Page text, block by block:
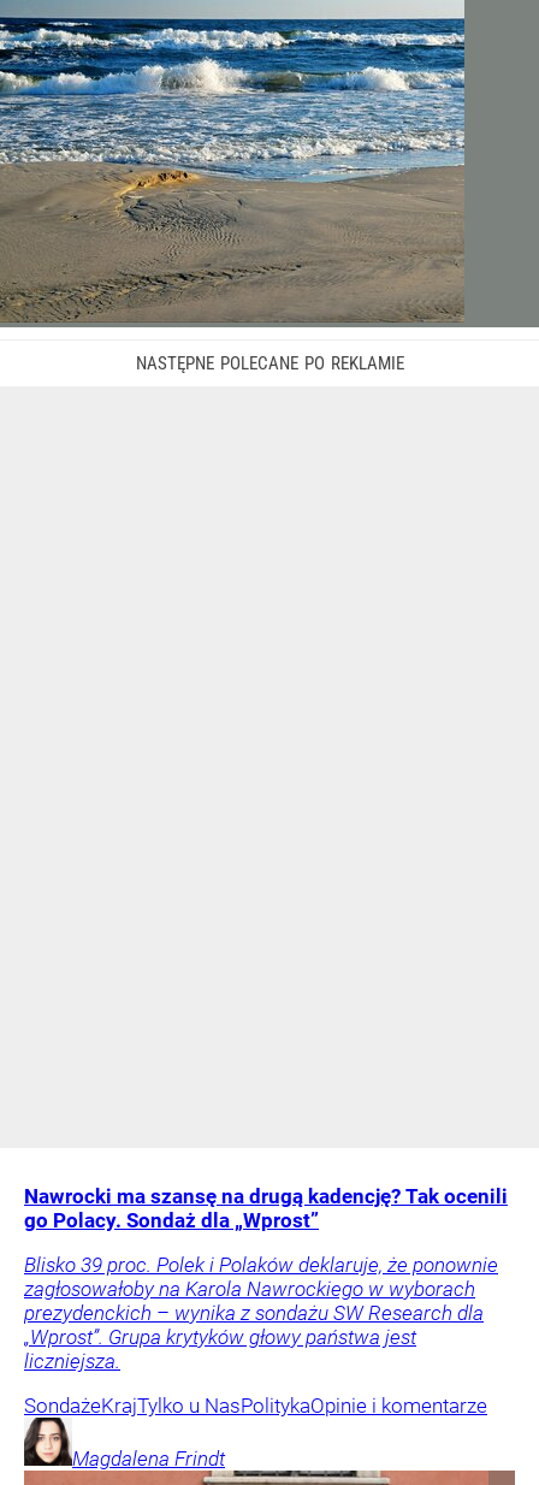
Nawrocki ma szansę na drugą kadencję? Tak ocenili
go Polacy. Sondaż dla „Wprost”
Blisko 39 proc. Polek i Polaków deklaruje, że ponownie
zagłosowałoby na Karola Nawrockiego w wyborach
prezydenckich – wynika z sondażu SW Research dla
„Wprost”. Grupa krytyków głowy państwa jest
liczniejsza.
SondażeKrajTylko u NasPolitykaOpinie i komentarze
Magdalena Frindt